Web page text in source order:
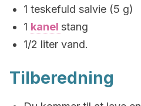
1 teskefuld salvie (5 g)
1 kanel stang
1/2 liter vand.
Tilberedning